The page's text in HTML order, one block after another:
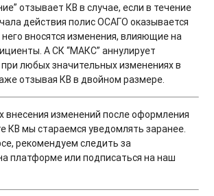
отзывает КВ в случае, если в течение
действия полис ОСАГО оказывается
него вносятся изменения, влияющие на
А СК “МАКС” аннулирует
любых значительных изменениях в
отзывая КВ в двойном размере.
внесения изменений после оформления
КВ мы стараемся уведомлять заранее.
рекомендуем следить за
платформе или подписаться на наш